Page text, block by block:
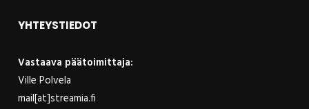
YHTEYSTIEDOT
Vastaava päätoimittaja:
Ville Polvela
mail[at]streamia.fi